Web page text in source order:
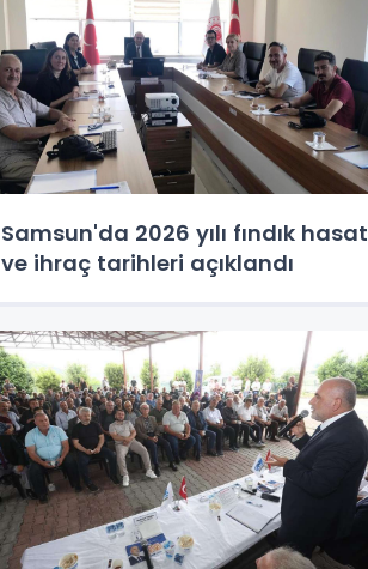
Samsun'da 2026 yılı fındık hasat
ve ihraç tarihleri açıklandı